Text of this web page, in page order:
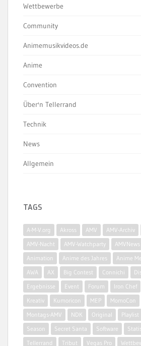
Wettbewerbe
Community
Animemusikvideos.de
Anime
Convention
Über'n Tellerrand
Technik
News
Allgemein
TAGS
A-M-V.org Akross AMV AMV-Archiv
AMV-Nacht
AMV-Watchparty AMVNews
Animation
Anime des Jahres Anime
AWA
AX Big Contest Connichi
Ergebnisse
Event Forum Iron Chef
Kreativ
Kumoricon MEP MomoCon
Montags-AMV
NDK Original Playlist
Season
Secret Santa Software
Tellerrand
Tribut Vegas Pro